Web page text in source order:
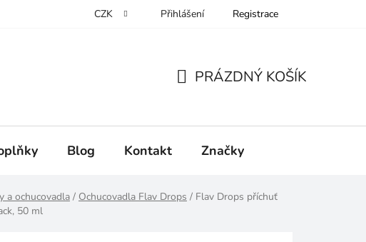
CZK Přihlášení Registrace
KOŠÍK
PRÁZDNÝ KOŠÍK
Blog Kontakt Značky
a ochucovadla / Ochucovadla Flav Drops / Flav Drops příchuť
50 ml